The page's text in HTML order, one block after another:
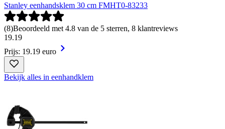
Stanley eenhandsklem 30 cm FMHT0-83233
(8)Beoordeeld met 4.8 van de 5 sterren, 8 klantreviews
19.19
Prijs: 19.19 euro
Bekijk alles in eenhandklem